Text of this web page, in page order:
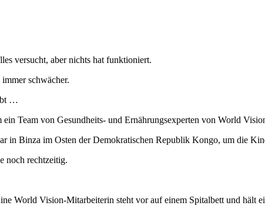
versucht, aber nichts hat funktioniert.
schwächer.
…
ein Team von Gesundheits- und Ernährungsexperten von World
in Binza im Osten der Demokratischen Republik Kongo, um die
noch rechtzeitig.